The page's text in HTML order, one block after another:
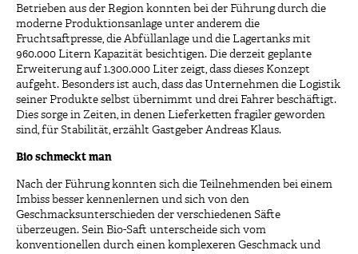
Betrieben aus der Region konnten bei der Führung durch die
moderne Produktionsanlage unter anderem die
Fruchtsaftpresse, die Abfüllanlage und die Lagertanks mit
960.000 Litern Kapazität besichtigen. Die derzeit geplante
Erweiterung auf 1.300.000 Liter zeigt, dass dieses Konzept
aufgeht. Besonders ist auch, dass das Unternehmen die Logistik
seiner Produkte selbst übernimmt und drei Fahrer beschäftigt.
Dies sorge in Zeiten, in denen Lieferketten fragiler geworden
sind, für Stabilität, erzählt Gastgeber Andreas Klaus.
Bio schmeckt man
Nach der Führung konnten sich die Teilnehmenden bei einem
Imbiss besser kennenlernen und sich von den
Geschmacksunterschieden der verschiedenen Säfte
überzeugen. Sein Bio-Saft unterscheide sich vom
konventionellen durch einen komplexeren Geschmack und